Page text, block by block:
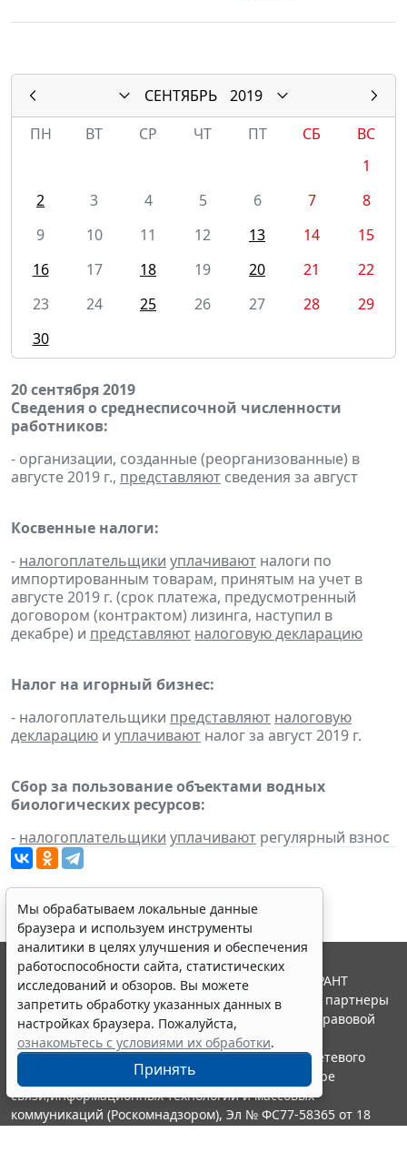
СЕНТЯБРЬ
2019
ПН
ВТ СР ЧТ ПТ СБ
ВС
1
2
3 4 5 6 7
8
9
10 11 12 13 14
15
16
17 18 19 20 21
22
23
24 25 26 27 28
29
30
20 сентября 2019
Сведения о среднесписочной численности
работников:
- организации, созданные (реорганизованные) в
августе 2019 г., представляют сведения за август
Косвенные налоги:
- налогоплательщики уплачивают налоги по
импортированным товарам, принятым на учет в
августе 2019 г. (срок платежа, предусмотренный
договором (контрактом) лизинга, наступил в
декабре) и представляют налоговую декларацию
Налог на игорный бизнес:
- налогоплательщики представляют налоговую
декларацию и уплачивают налог за август 2019 г.
Сбор за пользование объектами водных
биологических ресурсов:
- налогоплательщики уплачивают регулярный взнос
Мы обрабатываем локальные данные
браузера и используем инструменты
аналитики в целях улучшения и обеспечения
работоспособности сайта, статистических
исследований и обзоров. Вы можете
запретить обработку указанных данных в
настройках браузера. Пожалуйста,
ознакомьтесь с условиями их обработки.
Принять
© ООО "НПП "ГАРАНТ-СЕРВИС", 2026. Система ГАРАНТ
выпускается с 1990 года. Компания "Гарант" и ее партнеры
являются участниками Российской ассоциации правовой
информации ГАРАНТ.
Портал ГАРАНТ.РУ зарегистрирован в качестве сетевого
издания Федеральной службой по надзору в сфере
связи,информационных технологий и массовых
коммуникаций (Роскомнадзором), Эл № ФС77-58365 от 18